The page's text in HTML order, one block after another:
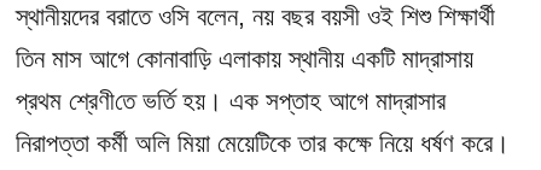
স্থানীয়দের বরাতে ওসি বলেন, নয় বছর বয়সী ওই শিশু শিক্ষার্থী
তিন মাস আগে কোনাবাড়ি এলাকায় স্থানীয় একটি মাদ্রাসায়
প্রথম শ্রেণী‌তে ভর্তি হয়। এক সপ্তাহ আগে মাদ্রাসার
নিরাপত্তা কর্মী অলি মিয়া মেয়েটিকে তার কক্ষে নিয়ে ধর্ষণ করে।